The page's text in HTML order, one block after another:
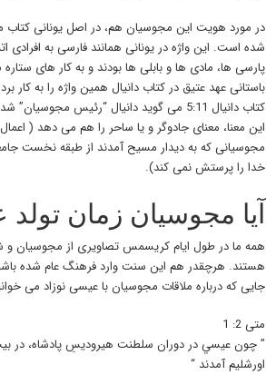
شده است. این واژه در یونانی همانند فارسی به
پارسی ها، مادی ها و بابلی ها بودند و به کار های
کتاب دانیال 5:11 می گوید دانیال “رئیس
مجوسیانی که به دیدار مسیح آمدند از طبقه نخست
خدا را پرستش نمی کند).
آیا مجوسیان زمان
همه ما در طول ایام کریسمس تصاویری از مجوسیان و
هستند. هرچقدر هم این سنت وارد فرهنگ عام شده
جایی که درباره ملاقات مجوسیان با عیسی نوزاد می خوانیم در متی 2: 1 است. در
متی 2: 1
” چون عيسي در دوران سلطنت هيروديسِ پادشاه، در
اورشليم آمدند “